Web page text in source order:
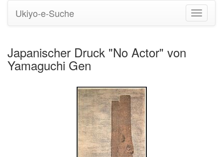
Ukiyo-e-Suche
Japanischer Druck "No Actor" von
Yamaguchi Gen